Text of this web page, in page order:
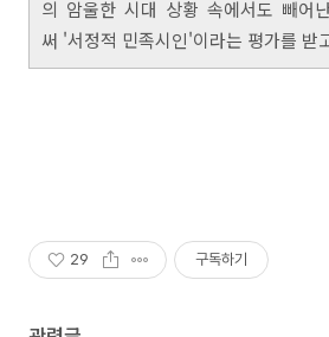
의 암울한 시대 상황 속에서도 빼어
써 '서정적 민족시인'이라는 평가를 받
29 구독하기